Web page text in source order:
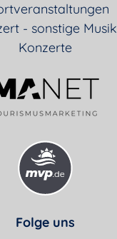
- sonstige Musik
Konzerte
Folge uns